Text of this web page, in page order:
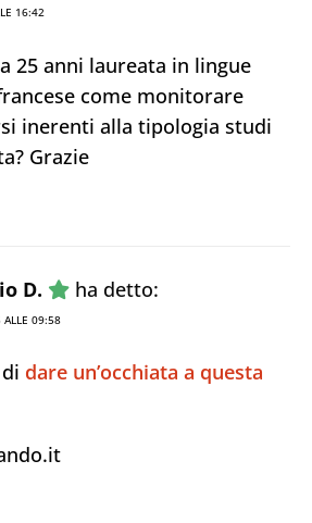
16:42
25 anni laureata in lingue
come monitorare
inerenti alla tipologia studi
Grazie
D. ha detto:
09:58
dare un’occhiata a questa